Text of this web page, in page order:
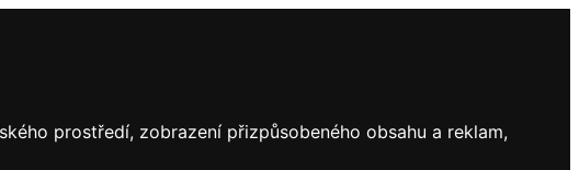
prostředí, zobrazení přizpůsobeného obsahu a reklam,